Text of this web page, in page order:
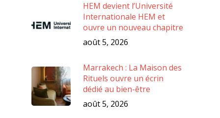
HEM devient l’Université
Internationale HEM et
ouvre un nouveau chapitre
août 5, 2026
Marrakech : La Maison des
Rituels ouvre un écrin
dédié au bien-être
août 5, 2026